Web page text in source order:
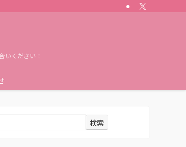
いください！
検索